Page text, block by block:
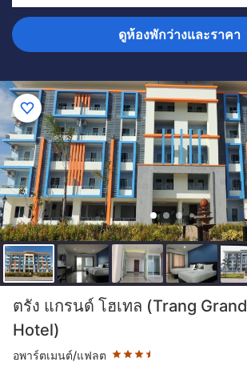
ดูห้องพักว่างและราคา
ตรัง แกรนด์ โฮเทล (Trang Grand
Hotel)
อพาร์ตเมนต์/แฟลต
ระดับดาว: 3.5 ดาว